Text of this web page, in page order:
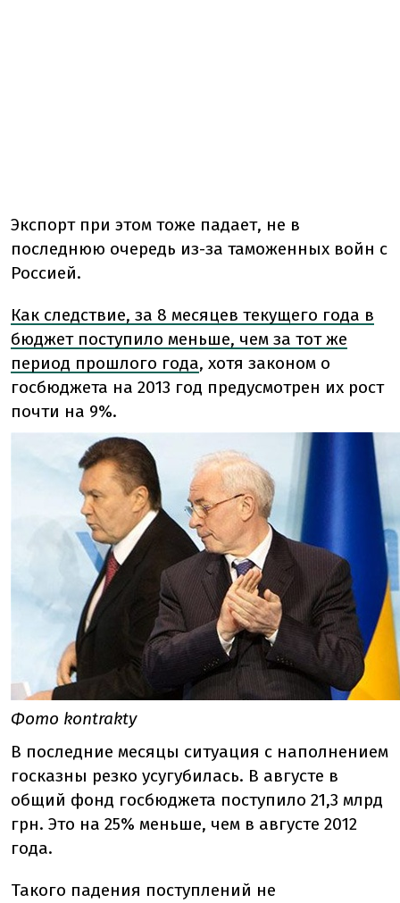
Экспорт при этом тоже падает, не в
последнюю очередь из-за таможенных войн с
Россией.
Как следствие, за 8 месяцев текущего года в
бюджет поступило меньше, чем за тот же
период прошлого года, хотя законом о
госбюджета на 2013 год предусмотрен их рост
почти на 9%.
Фото kontrakty
В последние месяцы ситуация с наполнением
госказны резко усугубилась. В августе в
общий фонд госбюджета поступило 21,3 млрд
грн. Это на 25% меньше, чем в августе 2012
года.
Такого падения поступлений не